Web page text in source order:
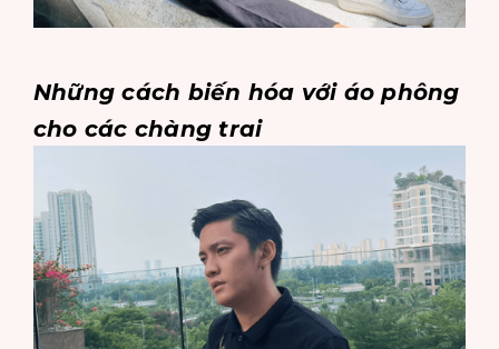
Những cách biến hóa với áo phông
cho các chàng trai